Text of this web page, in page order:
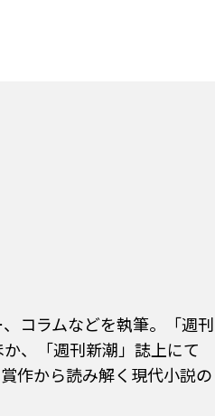
コラムなどを執筆。「週刊
、「週刊新潮」誌上にて
作から読み解く現代小説の